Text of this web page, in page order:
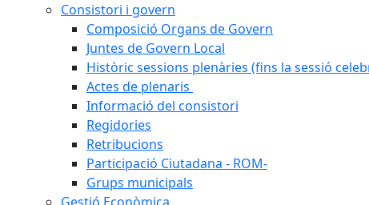
Consistori i govern
Composició Organs de Govern
Juntes de Govern Local
Històric sessions plenàries (fins la sessió
Actes de plenaris
Informació del consistori
Regidories
Retribucions
Participació Ciutadana - ROM-
Grups municipals